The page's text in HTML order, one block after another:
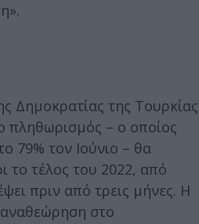
Δημοκρατίας της Τουρκίας
πληθωρισμός – ο οποίος
79% τον Ιούνιο – θα
το τέλος του 2022, από
πριν από τρεις μήνες. Η
στο